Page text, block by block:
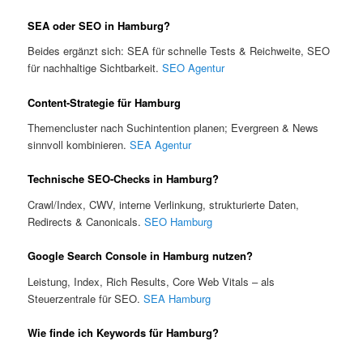
SEA oder SEO in Hamburg?
Beides ergänzt sich: SEA für schnelle Tests & Reichweite, SEO
für nachhaltige Sichtbarkeit.SEO Agentur
Content-Strategie für Hamburg
Themencluster nach Suchintention planen; Evergreen & News
sinnvoll kombinieren.SEA Agentur
Technische SEO-Checks in Hamburg?
Crawl/Index, CWV, interne Verlinkung, strukturierte Daten,
Redirects & Canonicals.SEO Hamburg
Google Search Console in Hamburg nutzen?
Leistung, Index, Rich Results, Core Web Vitals – als
Steuerzentrale für SEO.SEA Hamburg
Wie finde ich Keywords für Hamburg?